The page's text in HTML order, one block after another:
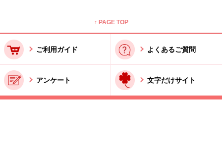
↑ PAGE TOP
ご利用ガイド よくあるご質問
アンケート 文字だけサイト